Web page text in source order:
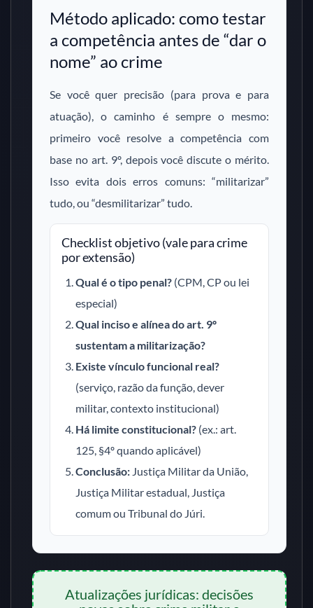
Método aplicado: como testar
a competência antes de “dar o
nome” ao crime
Se você quer precisão (para prova e para
atuação), o caminho é sempre o mesmo:
primeiro você resolve a competência com
base no art. 9º, depois você discute o mérito.
Isso evita dois erros comuns: “militarizar”
tudo, ou “desmilitarizar” tudo.
Checklist objetivo (vale para crime
por extensão)
Qual é o tipo penal? (CPM, CP ou lei
especial)
Qual inciso e alínea do art. 9º
sustentam a militarização?
Existe vínculo funcional real?
(serviço, razão da função, dever
militar, contexto institucional)
Há limite constitucional? (ex.: art.
125, §4º quando aplicável)
Conclusão: Justiça Militar da União,
Justiça Militar estadual, Justiça
comum ou Tribunal do Júri.
Atualizações jurídicas: decisões